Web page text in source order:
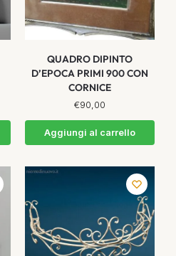
QUADRO DIPINTO
D’EPOCA PRIMI 900 CON
CORNICE
€90,00
Aggiungi al carrello